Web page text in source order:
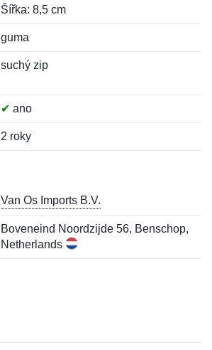
Šířka: 8,5 cm
guma
suchý zip
✔ ano
2 roky
Van Os Imports B.V.
Boveneind Noordzijde 56, Benschop,
Netherlands